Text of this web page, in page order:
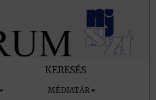
KERESÉS
MÉDIATÁR